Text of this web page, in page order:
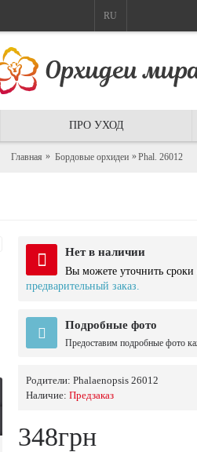
RU
ПРО УХОД
Главная Бордовые орхидеи Phal. 26012
Нет в наличии
Вы можете уточнить сроки
предварительный заказ.
Подробные фото
Предоставим подробные фото
Родители: Phalaenopsis 26012
Наличие: Предзаказ
348грн